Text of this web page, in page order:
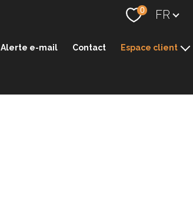
0 Langue
FR
Alerte e-mail Contact Espace client